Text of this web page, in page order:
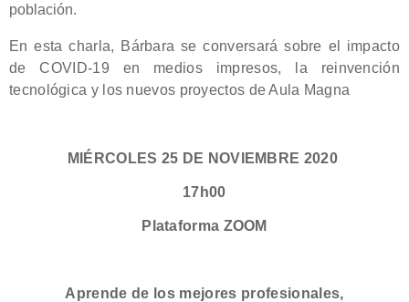
población.
En esta charla, Bárbara se conversará sobre el impacto
de COVID-19 en medios impresos, la reinvención
tecnológica y los nuevos proyectos de Aula Magna
MIÉRCOLES 25 DE NOVIEMBRE 2020
17h00
Plataforma ZOOM
Aprende de los mejores profesionales,